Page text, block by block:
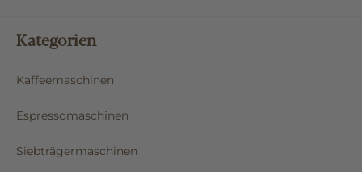
Kategorien
Kaffeemaschinen
Espressomaschinen
Siebträgermaschinen